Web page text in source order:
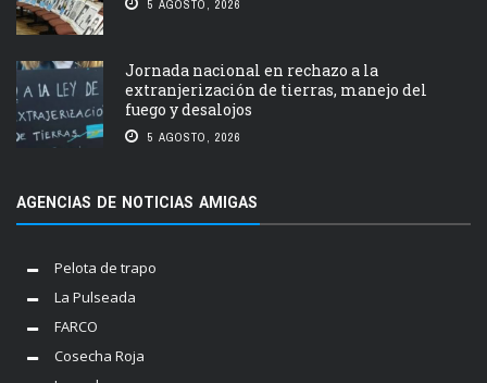
5 AGOSTO, 2026
Jornada nacional en rechazo a la
extranjerización de tierras, manejo del
fuego y desalojos
5 AGOSTO, 2026
AGENCIAS DE NOTICIAS AMIGAS
Pelota de trapo
La Pulseada
FARCO
Cosecha Roja